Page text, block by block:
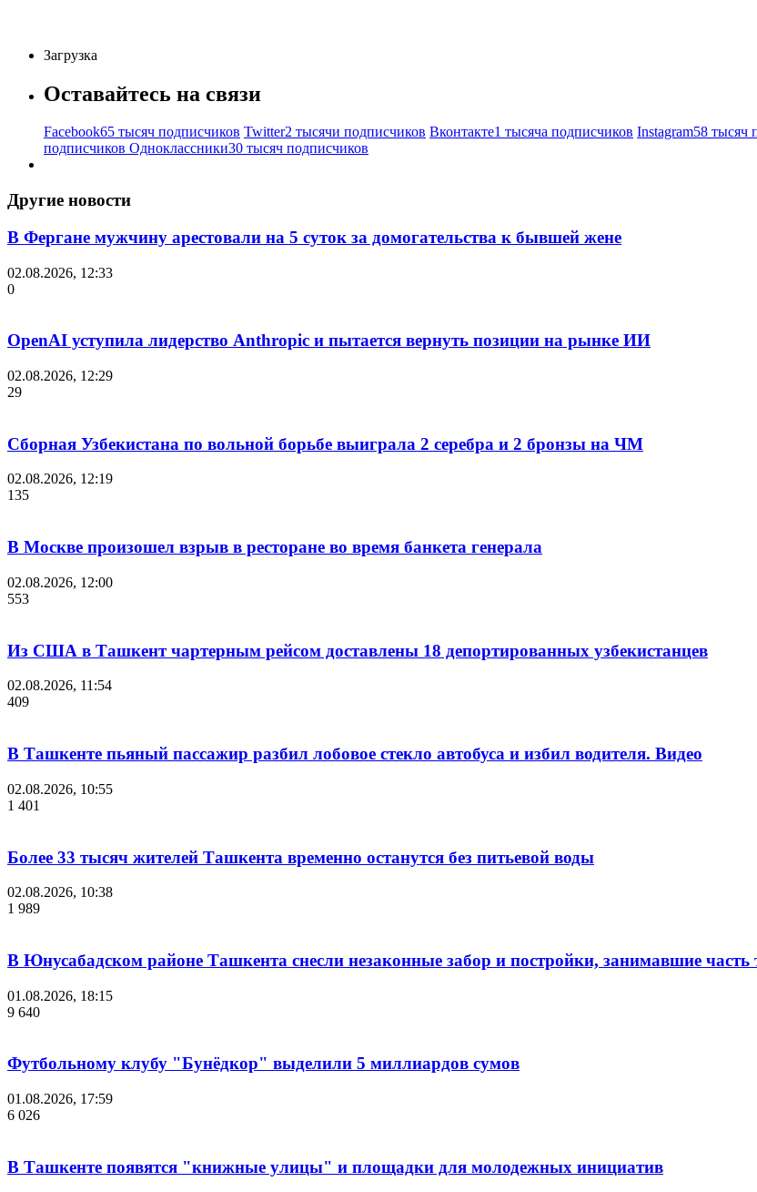
Загрузка
Оставайтесь на связи
Facebook65 тысяч подписчиков Twitter2 тысячи подписчиков Вконтакте1 тысяча подписчиков Instagram58 тысяч
подписчиков Одноклассники30 тысяч подписчиков
Другие новости
В Фергане мужчину арестовали на 5 суток за домогательства к бывшей жене
02.08.2026, 12:33
0
OpenAI уступила лидерство Anthropic и пытается вернуть позиции на рынке ИИ
02.08.2026, 12:29
29
Сборная Узбекистана по вольной борьбе выиграла 2 серебра и 2 бронзы на ЧМ
02.08.2026, 12:19
135
В Москве произошел взрыв в ресторане во время банкета генерала
02.08.2026, 12:00
553
Из США в Ташкент чартерным рейсом доставлены 18 депортированных узбекистанцев
02.08.2026, 11:54
409
В Ташкенте пьяный пассажир разбил лобовое стекло автобуса и избил водителя. Видео
02.08.2026, 10:55
1 401
Более 33 тысяч жителей Ташкента временно останутся без питьевой воды
02.08.2026, 10:38
1 989
В Юнусабадском районе Ташкента снесли незаконные забор и постройки, занимавшие
01.08.2026, 18:15
9 640
Футбольному клубу "Бунёдкор" выделили 5 миллиардов сумов
01.08.2026, 17:59
6 026
В Ташкенте появятся "книжные улицы" и площадки для молодежных инициатив